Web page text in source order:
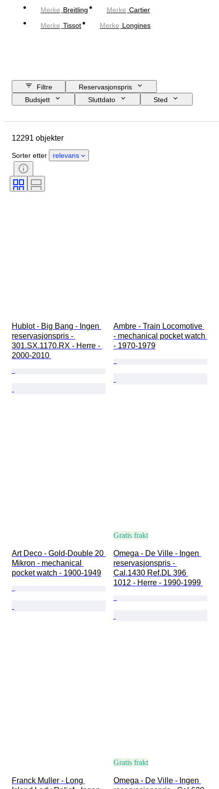
Merke Breitling Merke Cartier
Merke Tissot Merke Longines
Filtre
Reservasjonspris
Budsjett
Sluttdato
Sted
Opprinnelsesland
Tilstand
Sertifisering
Utgave nr
Urverk
12291 objekter
Sorter etter relevans
Hublot - Big Bang - Ingen
reservasjonspris -
301.SX.1170.RX - Herre -
2000-2010
Ambre - Train Locomotive
- mechanical pocket watch
- 1970-1979
Art Deco - Gold-Double 20
Mikron - mechanical
pocket watch - 1900-1949
Gratis frakt
Omega - De Ville - Ingen
reservasjonspris -
Cal.1430 Ref.DL 396
1012 - Herre - 1990-1999
Franck Muller - Long
Gratis frakt
Omega - De Ville - Ingen